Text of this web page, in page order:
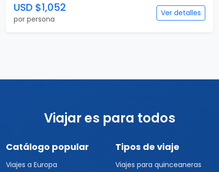
USD $1,052
por persona
Ver detalles
Viajar es para todos
Catálogo popular
Viajes a Europa
Tipos de viaje
Viajes para quinceaneras